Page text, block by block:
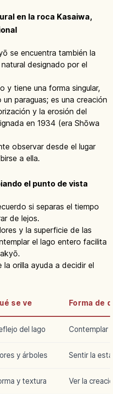
en la roca Kasaiwa,
se encuentra también la
designado por el
y tiene una forma singular,
paraguas; es una creación
y la erosión del
en 1934 (era Shōwa
observar desde el lugar
a ella.
el punto de vista
si separas el tiempo
de lejos.
y la superficie de las
el lago entero facilita
orilla ayuda a decidir el
se ve Forma de
del lago Contemplar
y árboles Sentir la
y textura Ver la